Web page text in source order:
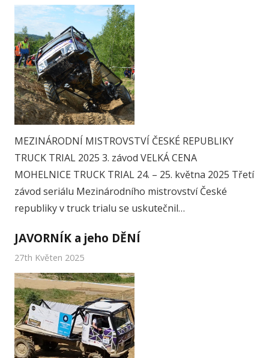
MEZINÁRODNÍ MISTROVSTVÍ ČESKÉ REPUBLIKY
TRUCK TRIAL 2025 3. závod VELKÁ CENA
MOHELNICE TRUCK TRIAL 24. – 25. května 2025 Třetí
závod seriálu Mezinárodního mistrovství České
republiky v truck trialu se uskutečnil…
JAVORNÍK a jeho DĚNÍ
27th Květen 2025